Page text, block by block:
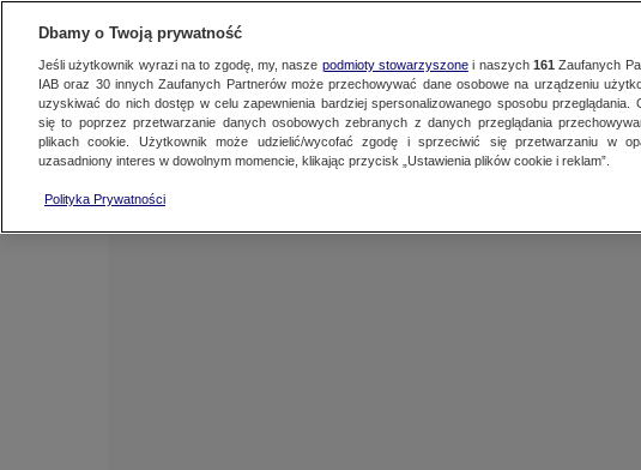
Dbamy o Twoją prywatność
Jeśli użytkownik wyrazi na to zgodę, my, nasze podmioty stowarzyszonei naszych 161 Zaufanych
IAB oraz 30innych Zaufanych Partnerów może przechowywać dane osobowe na urządzeniu
uzyskiwać do nich dostęp w celu zapewnienia bardziej spersonalizowanego sposobu przeglądania.
się to poprzez przetwarzanie danych osobowych zebranych z danych przeglądania
plikach cookie. Użytkownik może udzielić/wycofać zgodę i sprzeciwić się przetwarzaniu w
uzasadniony interes w dowolnym momencie, klikając przycisk „Ustawienia plików cookie i reklam”.
Polityka Prywatności